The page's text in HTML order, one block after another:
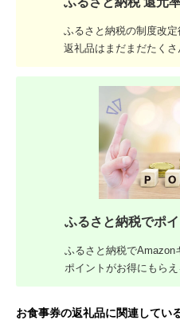
ふるさと納税の制度改定
返礼品はまだまだたくさ
ふるさと納税でポ
ふるさと納税でAmazon
ポイントがお得にもら
お食事券の返礼品に関連してい